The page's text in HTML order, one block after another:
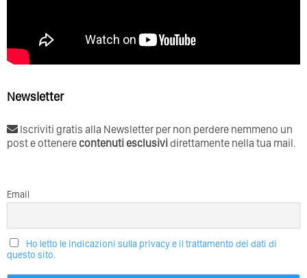
Newsletter
Iscriviti gratis alla Newsletter per non perdere nemmeno un
post e ottenerecontenuti esclusividirettamente nella tua mail.
Email
Ho letto le indicazioni sulla privacy e il trattamento dei dati di
questo sito.